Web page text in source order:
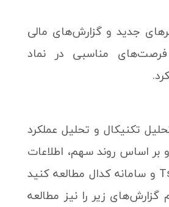
جدید و گزارش‌های مالی
فرصت‌های مناسبی در نماد
تکنیکال و تحلیل عملکرد
بر اساس روند سهم، اطلاعات
موجود در Tsetmc و سامانه کدال مطالعه کنید
زیر را نیز مطالعه